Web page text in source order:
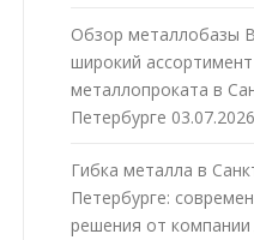
Обзор металлобазы
широкий ассортимент
металлопроката в
Петербурге 03.07.2026
Гибка металла в
Петербурге:
решения от